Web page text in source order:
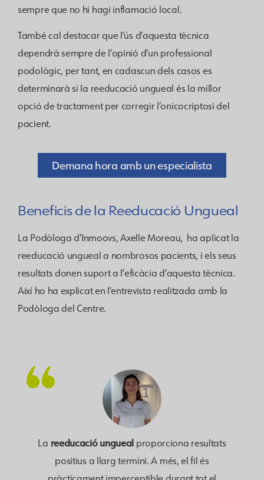
sempre que no hi hagi inflamació local.
També cal destacar que l’ús d’aquesta tècnica
dependrà sempre de l’opinió d’un professional
podològic, per tant, en cadascun dels casos es
determinarà si la reeducació ungueal és la millor
opció de tractament per corregir l’onicocriptosi del
pacient.
Demana hora amb un especialista
Beneficis de la Reeducació Ungueal
La Podòlogad’Inmoovs,Axelle Moreau, ha aplicat la
reeducació ungueal a nombrosos pacients, i els seus
resultats donen suport a l’eficàcia d’aquesta tècnica.
Així ho ha explicat en l’entrevista realitzada amb la
Podòloga del Centre.
La reeducació ungueal proporciona resultats
positius a llarg termini. A més, el fil és